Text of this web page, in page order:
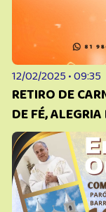
12/02/2025 • 09:35
RETIRO DE
DE FÉ,